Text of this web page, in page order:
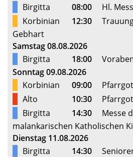
Birgitta
08:00
Hl.
Korbinian
12:30
Gebhart
Samstag 08.08.2026
Birgitta
18:00
Sonntag 09.08.2026
Korbinian
09:00
Alto
10:30
Birgitta
14:30
Messe
malankarischen Katholischen
Dienstag 11.08.2026
Birgitta
14:30